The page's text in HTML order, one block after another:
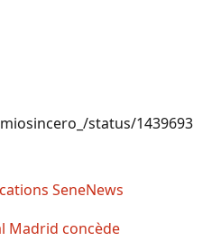
status/1439693
Madrid concède